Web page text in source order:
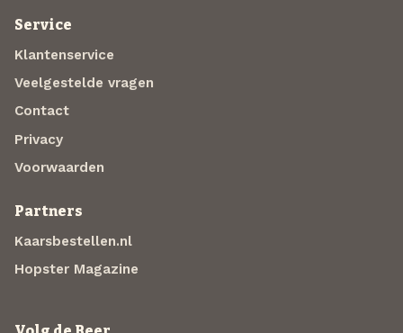
Service
Klantenservice
Veelgestelde vragen
Contact
Privacy
Voorwaarden
Partners
Kaarsbestellen.nl
Hopster Magazine